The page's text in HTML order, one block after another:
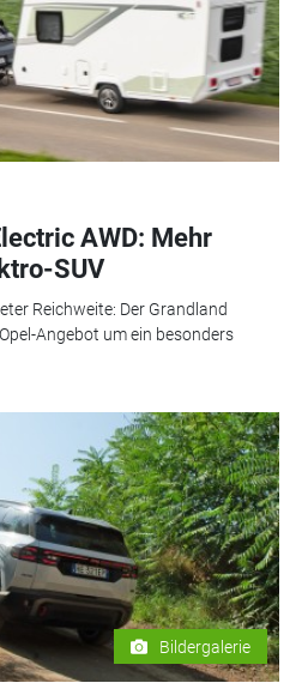
AWD: Mehr
SUV
Reichweite: Der Grandland
Angebot um ein besonders
Bildergalerie